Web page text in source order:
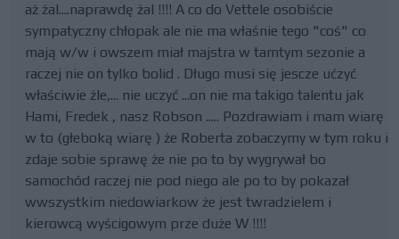
aż żal....naprawdę żal !!!! A co do Vettele osobiście
sympatyczny chłopak ale nie ma właśnie tego "coś" co
mają w/w i owszem miał majstra w tamtym sezonie a
raczej nie on tylko bolid . Długo musi się jescze ućzyć
właściwie żle,... nie uczyć ...on nie ma takigo talentu jak
Hami, Fredek , nasz Robson ..... Pozdrawiam i mam wiarę
w to (głeboką wiarę ) że Roberta zobaczymy w tym roku i
zdaje sobie sprawę że nie po to by wygrywał bo
samochód raczej nie pod niego ale po to by pokazał
wwszystkim niedowiarkow że jest twradzielem i
kierowcą wyścigowym prze duże W !!!!